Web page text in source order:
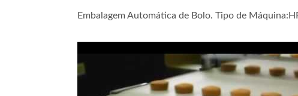
Embalagem Automática de Bolo. Tipo de